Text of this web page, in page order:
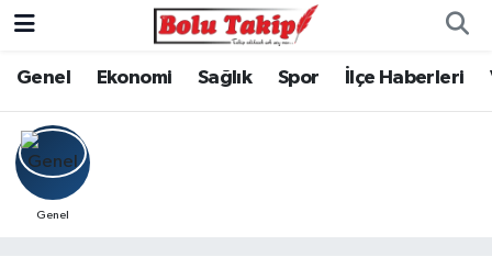
Genel Ekonomi Sağlık Spor İlçe Haberleri
Genel